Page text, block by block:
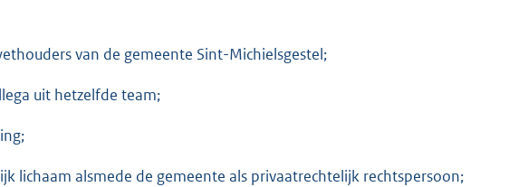
van de gemeente Sint-Michielsgestel;
uit hetzelfde team;
lichaam alsmede de gemeente als privaatrechtelijk rechtspersoon;